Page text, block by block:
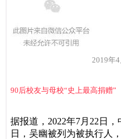
2019年
90后校友与母校“史上最高捐赠”
据报道，2022年7月22日
日，吴幽被列为被执行人